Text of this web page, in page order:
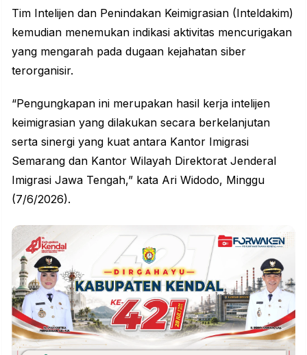
Tim Intelijen dan Penindakan Keimigrasian (Inteldakim)
kemudian menemukan indikasi aktivitas mencurigakan
yang mengarah pada dugaan kejahatan siber
terorganisir.
“Pengungkapan ini merupakan hasil kerja intelijen
keimigrasian yang dilakukan secara berkelanjutan
serta sinergi yang kuat antara Kantor Imigrasi
Semarang dan Kantor Wilayah Direktorat Jenderal
Imigrasi Jawa Tengah,” kata Ari Widodo, Minggu
(7/6/2026).